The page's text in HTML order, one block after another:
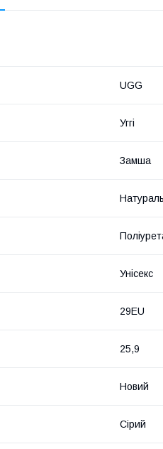
UGG
Уггі
Замша
Унісекс
29EU
25,9
Новий
Сірий